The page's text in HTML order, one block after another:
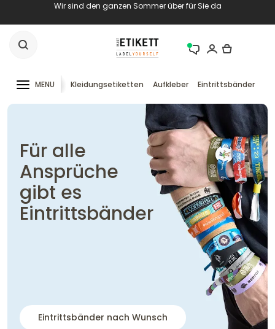
Wir sind den ganzen Sommer über für Sie da
MENU Kleidungsetiketten Aufkleber Eintrittsbänder
Für alle
Ansprüche
gibt es
Eintrittsbänder
Eintrittsbänder nach Wunsch